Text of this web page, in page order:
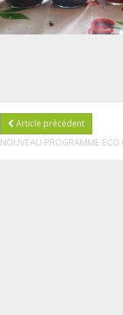
Article précédent
NOUVEAU PROGRAMME